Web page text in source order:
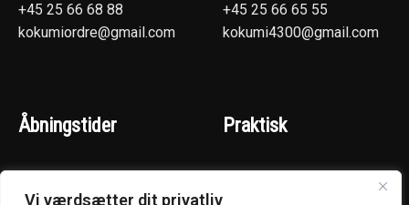
Vi værdsætter dit privatliv
+45 25 66 68 88
kokumiordre@gmail.com
+45 25 66 65 55
kokumi4300@gmail.com
Åbningstider
Mandag - Torsdag :
Praktisk